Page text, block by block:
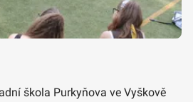
škola Purkyňova ve Vyškově